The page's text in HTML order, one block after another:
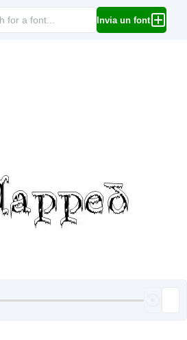
Invia un font